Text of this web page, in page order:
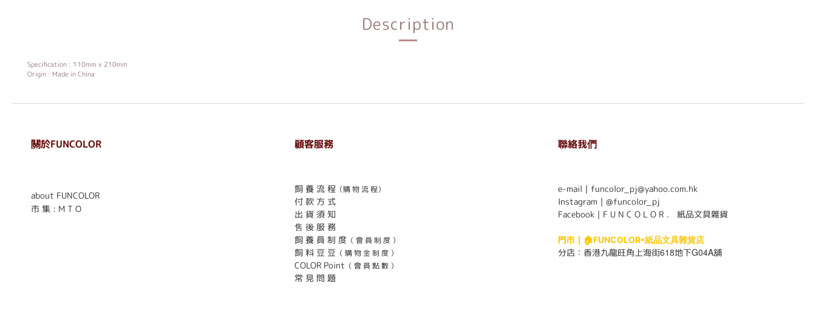
Description
Specification : 110mm x 210mm
Origin : Made in China
關於FUNCOLOR
about FUNCOLOR
市 集 : M T O
顧客服務
飼 養 流 程 （購 物 流 程）
付 款 方 式
出 貨 須 知
售 後 服 務
飼 養 員 制 度 （ 會 員 制 度 ）
飼 料 豆 豆 （ 購 物 金 制 度 ）
COLOR Point （ 會 員 點 數 ）
常 見 問 題
聯絡我們
e-mail｜funcolor_pj@yahoo.com.hk
Instagram｜ @funcolor_pj
Facebook｜ F U N C O L O R ． 紙品文具雜貨
門市｜ 🏠FUNCOLOR•紙品文具雜貨店
分店： 香港九龍旺角上海街618地下G04A舖